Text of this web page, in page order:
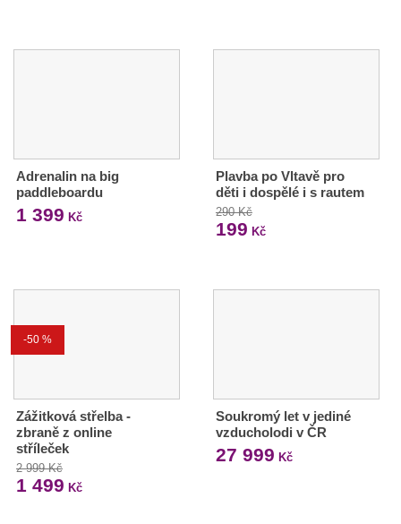
Adrenalin na big
paddleboardu
1 399 Kč
Plavba po Vltavě pro
děti i dospělé i s rautem
290 Kč
199 Kč
-50 %
Zážitková střelba -
zbraně z online
stříleček
2 999 Kč
1 499 Kč
Soukromý let v jediné
vzducholodi v ČR
27 999 Kč